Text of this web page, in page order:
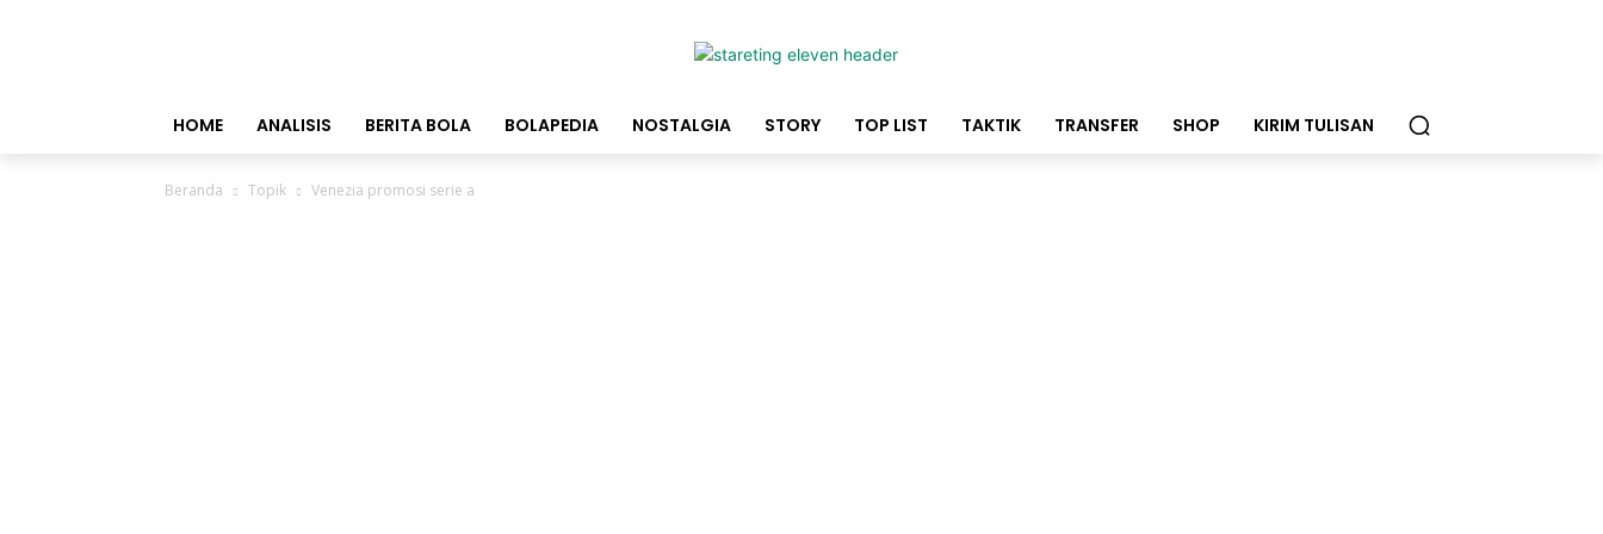
HOME ANALISIS BERITA BOLA BOLAPEDIA NOSTALGIA STORY TOP LIST TAKTIK TRANSFER SHOP KIRIM TULISAN
Beranda Topik Venezia promosi serie a